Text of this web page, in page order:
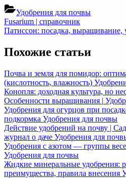
Удобрения для почвы
Навигация
по
записям
Previous
Post:
Fusarium | справочник
Next
Патиссон: посадка, выращивание,
Похожие статьи
Почва и земля для помидор:
(кислотность, влажность)
Конопля: доходная культура, но
Особенности выращивания |
Удобрения для огурцов при
подкормка Удобрения для почвы
Действие удобрений на почву |
журнал о даче Удобрения для
Удобрения с азотом — группы
Удобрения для почвы
Жидкие минеральные удобрения:
преимущества, правила внесения